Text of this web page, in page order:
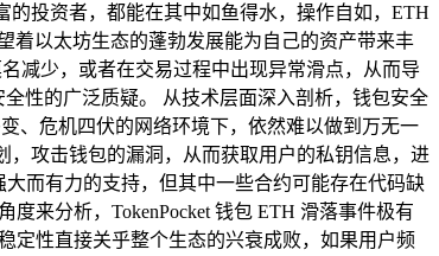
投资者，都能在其中如鱼得水，操作自如，ETH
着以太坊生态的蓬勃发展能为自己的资产带来丰
减少，或者在交易过程中出现异常滑点，从而导
性的广泛质疑。 从技术层面深入剖析，钱包安全
、危机四伏的网络环境下，依然难以做到万无一
攻击钱包的漏洞，从而获取用户的私钥信息，进
而有力的支持，但其中一些合约可能存在代码缺
来分析，TokenPocket 钱包 ETH 滑落事件极有
定性直接关乎整个生态的兴衰成败，如果用户频